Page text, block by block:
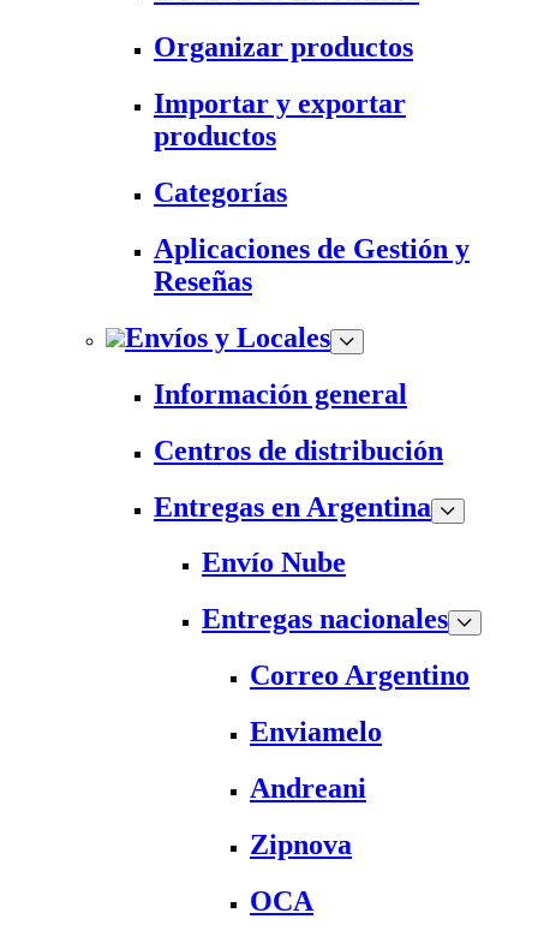
Organizar productos
Importar y exportar
productos
Categorías
Aplicaciones de Gestión y
Reseñas
Envíos y Locales
Información general
Centros de distribución
Entregas en Argentina
Envío Nube
Entregas nacionales
Correo Argentino
Enviamelo
Andreani
Zipnova
OCA